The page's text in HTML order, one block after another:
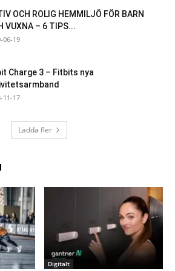
OCH ROLIG HEMMILJÖ FÖR BARN
VUXNA – 6 TIPS...
06-19
Charge 3 – Fitbits nya
11-17
Ladda fler
Digitalt